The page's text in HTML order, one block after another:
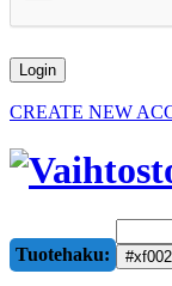
CREATE NEW
Tuotehaku: